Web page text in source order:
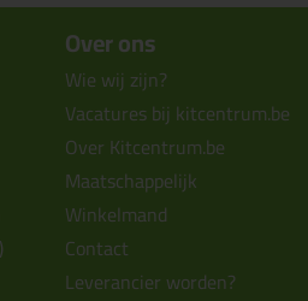
Over ons
Wie wij zijn?
Vacatures bij kitcentrum.be
Over Kitcentrum.be
Maatschappelijk
Winkelmand
Contact
Leverancier worden?